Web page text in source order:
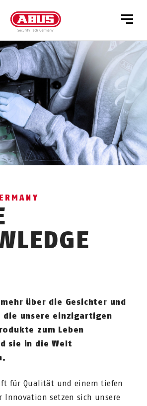
über die Gesichter und
die unsere einzigartigen
zum Leben
sie in die Welt
für Qualität und einem tiefen
Innovation setzen sich unsere